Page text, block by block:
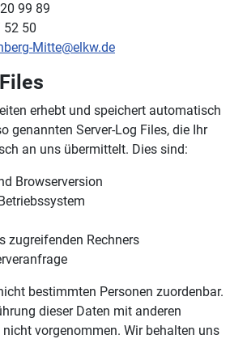
99 89
52 50
Mitte@elkw.de
erhebt und speichert automatisch
genannten Server-Log Files, die Ihr
an uns übermittelt. Dies sind:
Browserversion
zugreifenden Rechners
bestimmten Personen zuordenbar.
dieser Daten mit anderen
vorgenommen. Wir behalten uns